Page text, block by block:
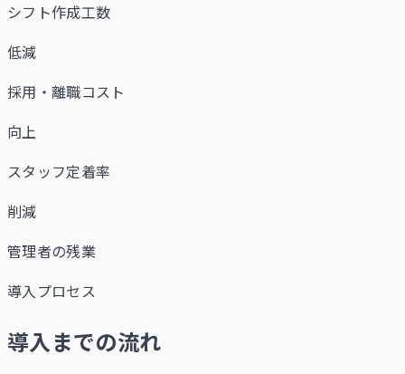
シフト作成工数
低減
採用・離職コスト
向上
スタッフ定着率
削減
管理者の残業
導入プロセス
導入までの流れ